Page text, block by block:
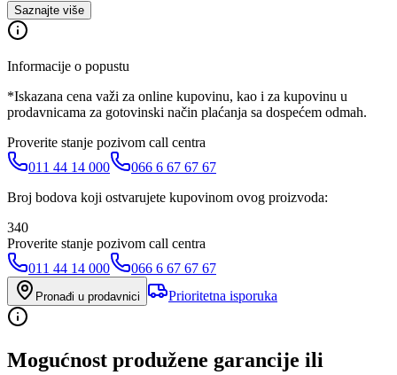
Saznajte više
Informacije o popustu
*Iskazana cena važi za online kupovinu, kao i za kupovinu u
prodavnicama za gotovinski način plaćanja sa dospećem odmah.
Proverite stanje pozivom call centra
011 44 14 000
066 6 67 67 67
Broj bodova koji ostvarujete kupovinom ovog proizvoda:
340
Proverite stanje pozivom call centra
011 44 14 000
066 6 67 67 67
Pronađi u prodavnici Prioritetna isporuka
Mogućnost produžene garancije ili